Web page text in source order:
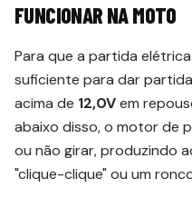
FUNCIONAR NA MOTO
Para que a partida
suficiente para dar
acima de 12,0Vem
abaixo disso, o motor de
ou não girar, produzindo
"clique-clique" ou um